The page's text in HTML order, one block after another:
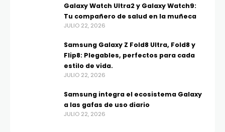
Galaxy Watch Ultra2 y Galaxy Watch9:
Tu compañero de salud en la muñeca
JULIO 22, 2026
Samsung Galaxy Z Fold8 Ultra, Fold8 y
Flip8: Plegables, perfectos para cada
estilo de vida.
JULIO 22, 2026
Samsung integra el ecosistema Galaxy
a las gafas de uso diario
JULIO 22, 2026